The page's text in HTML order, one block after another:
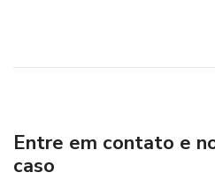
Entre em contato e
caso